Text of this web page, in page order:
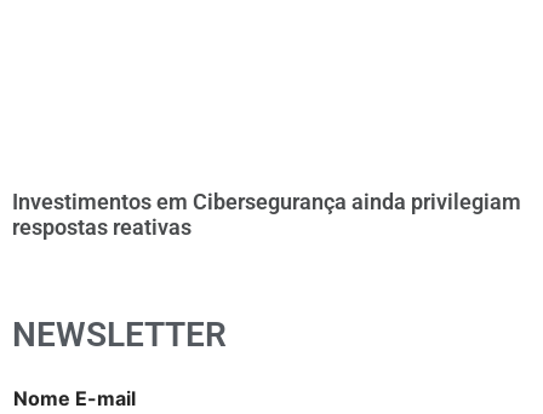
Investimentos em Cibersegurança ainda privilegiam
respostas reativas
NEWSLETTER
Nome E-mail